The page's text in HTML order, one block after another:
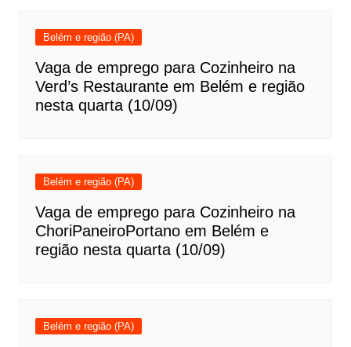
Belém e região (PA)
Vaga de emprego para Cozinheiro na
Verd’s Restaurante em Belém e região
nesta quarta (10/09)
Belém e região (PA)
Vaga de emprego para Cozinheiro na
ChoriPaneiroPortano em Belém e
região nesta quarta (10/09)
Belém e região (PA)